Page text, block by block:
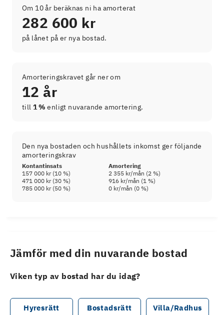
Om 10 år beräknas ni ha amorterat
282 600 kr
på lånet på er nya bostad.
Amorteringskravet går ner om
12 år
till 1 % enligt nuvarande amortering.
Den nya bostaden och hushållets inkomst ger följande
amorteringskrav
Kontantinsats
Amortering
157 000 kr(10 %) 2 355 kr/mån (2 %)
471 000 kr(30 %) 916 kr/mån (1 %)
785 000 kr(50 %) 0 kr/mån (0 %)
Jämför med din nuvarande bostad
Viken typ av bostad har du idag?
Hyresrätt Bostadsrätt Villa/Radhus